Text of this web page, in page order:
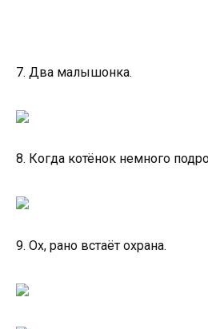
7. Два малышонка.
8. Когда котёнок немного
9. Ох, рано встаёт охрана.